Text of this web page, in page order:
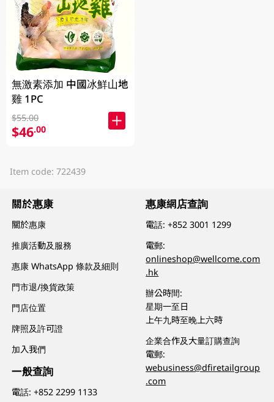
無激素添加 中國冰鮮山地
雞 1PC
$55.00
$46.00
Item code: 722439
關於惠康
關於惠康
推廣活動及服務
惠康 WhatsApp 條款及細則
門市退/換貨政策
門店位置
牌照及許可證
加入我們
一般查詢
電話:+852 2299 1133
惠康網店查詢
電話:+852 3001 1299
電郵:
onlineshop@wellcome.com
.hk
辦公時間:
星期一至日
上午九時至晚上六時
企業合作及大量訂購查詢
電郵:
webusiness@dfiretailgroup
.com